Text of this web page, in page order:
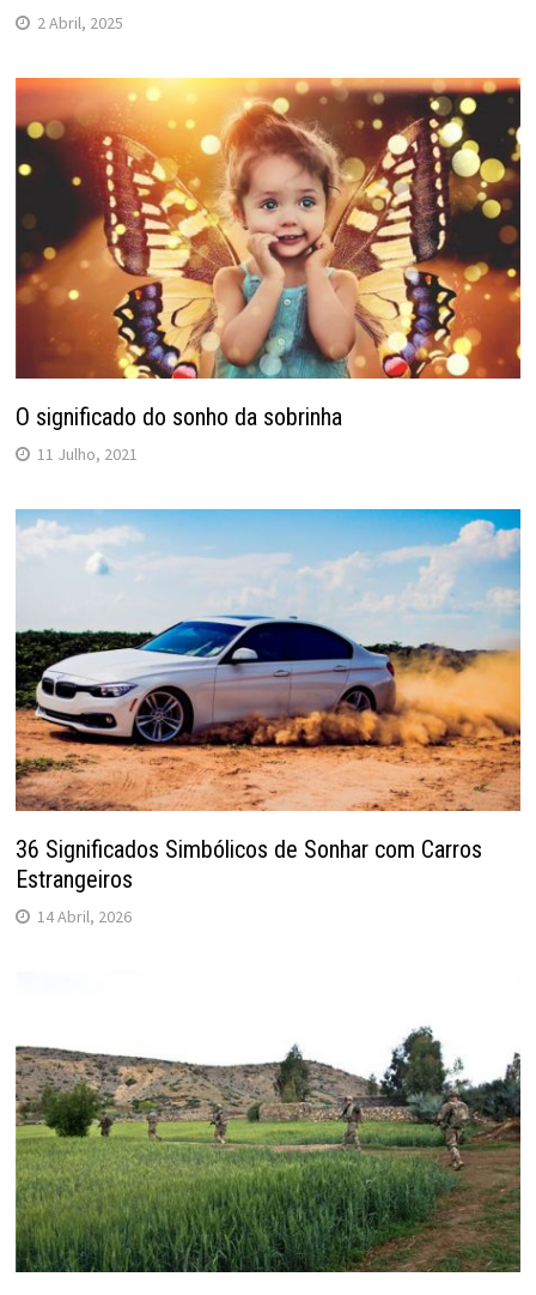
2 Abril, 2025
O significado do sonho da sobrinha
11 Julho, 2021
36 Significados Simbólicos de Sonhar com Carros
Estrangeiros
14 Abril, 2026